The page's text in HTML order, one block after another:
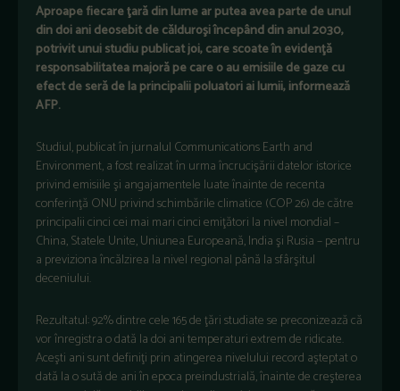
Aproape fiecare ţară din lume ar putea avea parte de unul
din doi ani deosebit de călduroşi începând din anul 2030,
potrivit unui studiu publicat joi, care scoate în evidenţă
responsabilitatea majoră pe care o au emisiile de gaze cu
efect de seră de la principalii poluatori ai lumii, informează
AFP.
Studiul, publicat în jurnalul Communications Earth and
Environment, a fost realizat în urma încrucişării datelor istorice
privind emisiile şi angajamentele luate înainte de recenta
conferinţă ONU privind schimbările climatice (COP 26) de către
principalii cinci cei mai mari cinci emiţători la nivel mondial –
China, Statele Unite, Uniunea Europeană, India şi Rusia – pentru
a previziona încălzirea la nivel regional până la sfârşitul
deceniului.
Rezultatul: 92% dintre cele 165 de ţări studiate se preconizează că
vor înregistra o dată la doi ani temperaturi extrem de ridicate.
Aceşti ani sunt definiţi prin atingerea nivelului record aşteptat o
dată la o sută de ani în epoca preindustrială, înainte de creşterea